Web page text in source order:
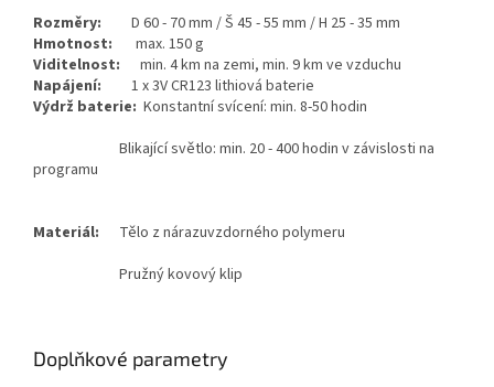
Rozměry: D 60 - 70 mm / Š 45 - 55 mm / H 25 - 35 mm
Hmotnost: max. 150 g
Viditelnost: min. 4 km na zemi, min. 9 km ve vzduchu
Napájení: 1 x 3V CR123 lithiová baterie
Výdrž baterie: Konstantní svícení: min. 8-50 hodin
Blikající světlo: min. 20 - 400 hodin v závislosti na
programu
Materiál: Tělo z nárazuvzdorného polymeru
Pružný kovový klip
Doplňkové parametry